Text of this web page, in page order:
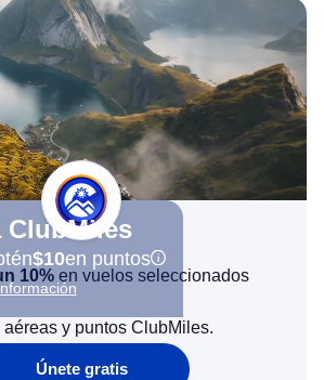
ClubMiles
$10en puntos
10% en vuelos seleccionados
y puntos ClubMiles.
Únete gratis